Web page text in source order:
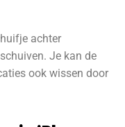
achter
Je kan de
ook wissen door